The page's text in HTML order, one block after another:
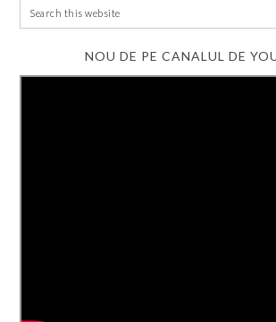
NOU DE PE CANALUL DE